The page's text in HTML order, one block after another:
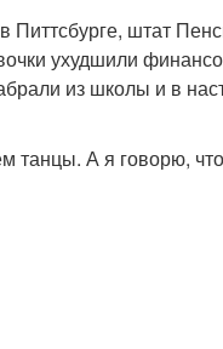
Питтсбурге, штат
ухудшили
из школы и в
танцы. А я говорю,